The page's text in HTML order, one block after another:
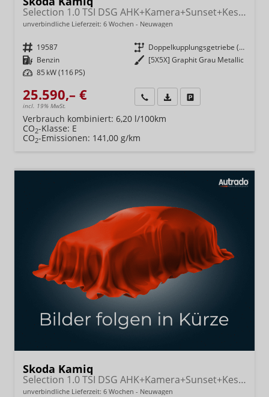
Selection 1.0 TSI DSG AHK+Kamera+Sunset+Kessy+AppConnect+Sitzheiz+Alu16+GV4
unverbindliche Lieferzeit: 6 Wochen Neuwagen
Fahrzeugnr. 19587 Getriebe
Doppelkupplungsgetriebe (DSG)
Kraftstoff Benzin Außenfarbe [5X5X] Graphit Grau Metallic
Leistung 85 kW (116 PS)
25.590,– €
incl. 19% MwSt.
Wir rufen Sie anFahrzeugexposé (PDF)
Verbrauch kombiniert: 6,20 l/100km
CO2-Klasse: E
CO2-Emissionen: 141,00 g/km
Skoda Kamiq
Selection 1.0 TSI DSG AHK+Kamera+Sunset+Kessy+AppConnect+Sitzheiz+Alu16+GV4
unverbindliche Lieferzeit: 6 Wochen Neuwagen